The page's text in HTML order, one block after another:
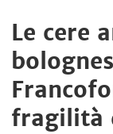
Le cere
fragilità